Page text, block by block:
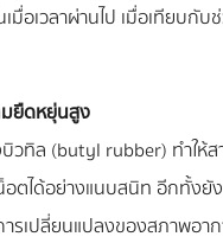
อเวลาผ่านไป เมื่อเทียบกับ
มยืดหยุ่นสูง
วทิล (butyl rubber) ทำให้
อตได้อย่างแนบสนิท อีกทั้ง
รเปลี่ยนแปลงของสภาพอา